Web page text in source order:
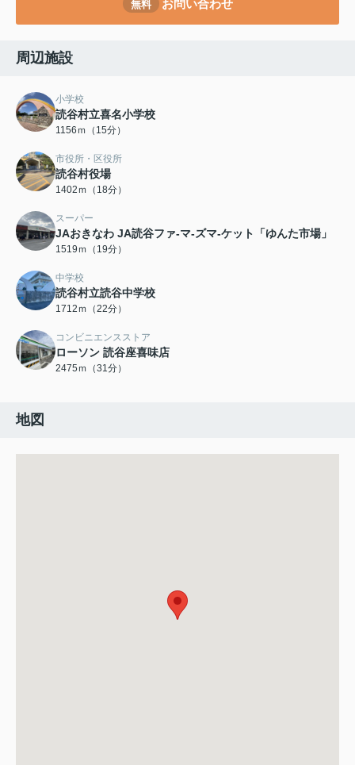
無料 お問い合わせ
周辺施設
小学校
読谷村立喜名小学校
1156ｍ（15分）
市役所・区役所
読谷村役場
1402ｍ（18分）
スーパー
JAおきなわ JA読谷ファ-マ-ズマ-ケット「ゆんた市場」
1519ｍ（19分）
中学校
読谷村立読谷中学校
1712ｍ（22分）
コンビニエンスストア
ローソン 読谷座喜味店
2475ｍ（31分）
地図